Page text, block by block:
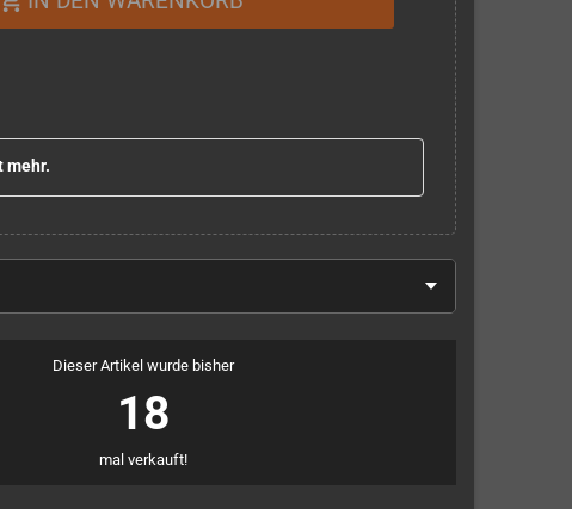
mehr.
Dieser Artikel wurde bisher
18
mal verkauft!